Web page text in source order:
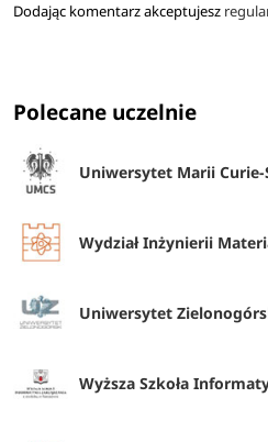
Dodając komentarz akceptujesz
Polecane uczelnie
Uniwersytet Marii Curie-
Wydział Inżynierii
Uniwersytet
Wyższa Szkoła Informatyki i